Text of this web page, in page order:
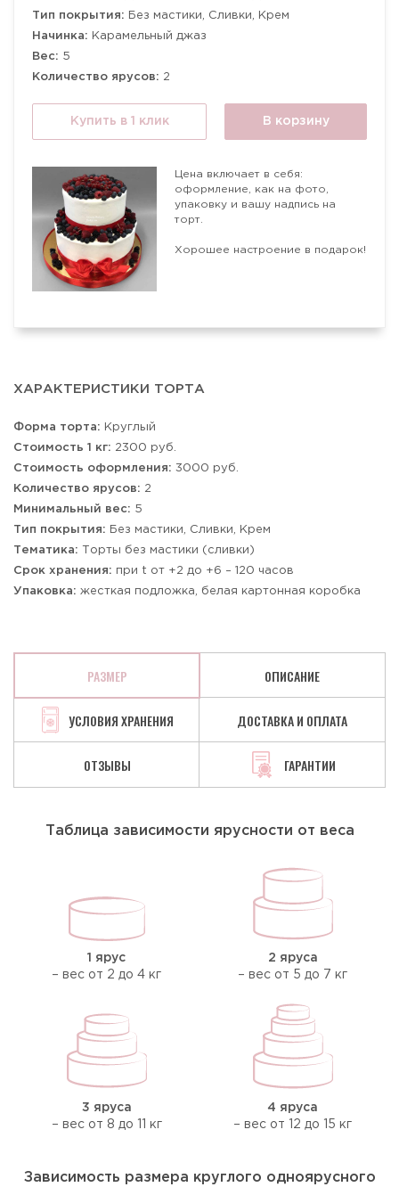
Тип покрытия: Без мастики, Сливки, Крем
Начинка: Карамельный джаз
Вес: 5
Количество ярусов: 2
Купить в 1 клик В корзину
Цена включает в себя:
оформление, как на фото,
упаковку и вашу надпись на
торт.
Хорошее настроение в подарок!
ХАРАКТЕРИСТИКИ ТОРТА
Форма торта: Круглый
Стоимость 1 кг: 2300 руб.
Стоимость оформления: 3000 руб.
Количество ярусов: 2
Минимальный вес: 5
Тип покрытия: Без мастики, Сливки, Крем
Тематика: Торты без мастики (сливки)
Срок хранения: при t от +2 до +6 – 120 часов
Упаковка: жесткая подложка, белая картонная коробка
РАЗМЕР ОПИСАНИЕ
УСЛОВИЯ ХРАНЕНИЯ ДОСТАВКА И ОПЛАТА
ОТЗЫВЫ ГАРАНТИИ
Таблица зависимости ярусности от веса
1 ярус
– вес от 2 до 4 кг
2 яруса
– вес от 5 до 7 кг
3 яруса
– вес от 8 до 11 кг
4 яруса
– вес от 12 до 15 кг
Зависимость размера круглого одноярусного